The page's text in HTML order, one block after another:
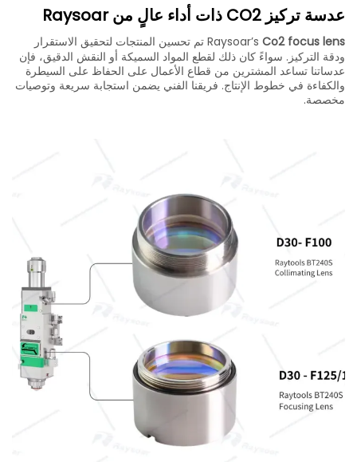
عدسة تركيز CO2 ذات أداء عالٍ من Raysoar
Raysoar’s Co2 focus lens
تم تحسين المنتجات لتحقيق الاستقرار
ودقة التركيز. سواءً كان ذلك لقطع المواد السميكة أو النقش الدقيق، فإن
عدساتنا تساعد المشترين من قطاع الأعمال على الحفاظ على السيطرة
والكفاءة في خطوط الإنتاج. فريقنا الفني يضمن استجابة سريعة وتوصيات
مخصصة.